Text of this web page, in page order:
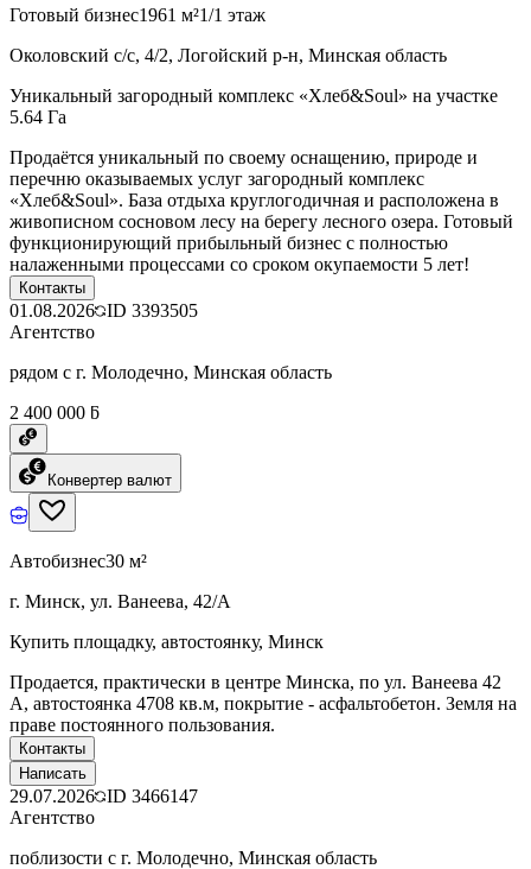
Готовый бизнес1961 м²1/1 этаж
Околовский с/с, 4/2, Логойский р-н, Минская область
Уникальный загородный комплекс «Хлеб&Soul» на участке
5.64 Га
Продаётся уникальный по своему оснащению, природе и
перечню оказываемых услуг загородный комплекс
«Хлеб&Soul». База отдыха круглогодичная и расположена в
живописном сосновом лесу на берегу лесного озера. Готовый
функционирующий прибыльный бизнес с полностью
налаженными процессами со сроком окупаемости 5 лет!
Контакты
01.08.2026 ID 3393505
Агентство
рядом с г. Молодечно, Минская область
2 400 000 ƃ
Конвертер валют
Автобизнес30 м²
г. Минск, ул. Ванеева, 42/А
Купить площадку, автостоянку, Минск
Продается, практически в центре Минска, по ул. Ванеева 42
А, автостоянка 4708 кв.м, покрытие - асфальтобетон. Земля на
праве постоянного пользования.
Контакты
Написать
29.07.2026 ID 3466147
Агентство
поблизости с г. Молодечно, Минская область